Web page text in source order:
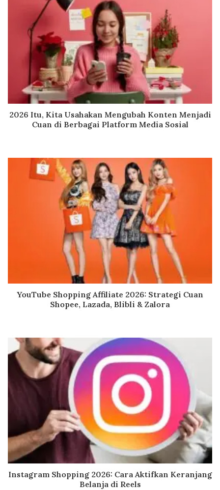
2026 Itu, Kita Usahakan Mengubah Konten Menjadi
Cuan di Berbagai Platform Media Sosial
YouTube Shopping Affiliate 2026: Strategi Cuan
Shopee, Lazada, Blibli & Zalora
Instagram Shopping 2026: Cara Aktifkan Keranjang
Belanja di Reels